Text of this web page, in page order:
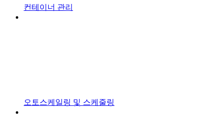
컨테이너 관리
오토스케일링 및 스케줄링